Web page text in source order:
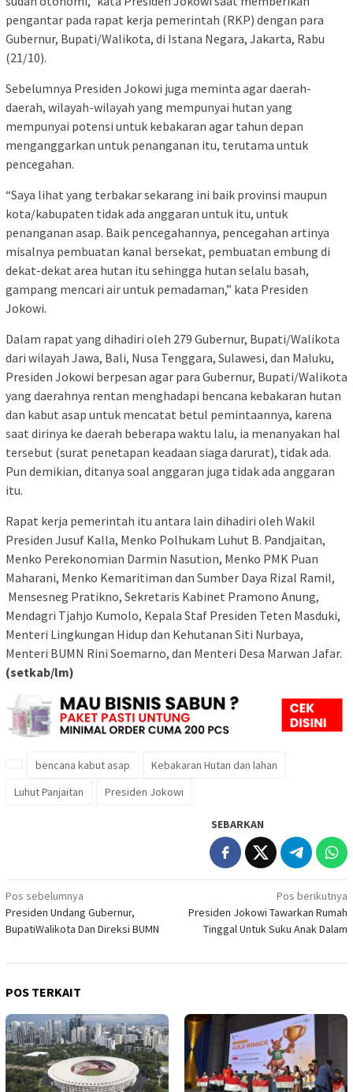
pengantar pada rapat kerja pemerintah (RKP) dengan para
Gubernur, Bupati/Walikota, di Istana Negara, Jakarta, Rabu
(21/10).
Sebelumnya Presiden Jokowi juga meminta agar daerah-
daerah, wilayah-wilayah yang mempunyai hutan yang
mempunyai potensi untuk kebakaran agar tahun depan
menganggarkan untuk penanganan itu, terutama untuk
pencegahan.
“Saya lihat yang terbakar sekarang ini baik provinsi maupun
kota/kabupaten tidak ada anggaran untuk itu, untuk
penanganan asap. Baik pencegahannya, pencegahan artinya
misalnya pembuatan kanal bersekat, pembuatan embung di
dekat-dekat area hutan itu sehingga hutan selalu basah,
gampang mencari air untuk pemadaman,” kata Presiden
Jokowi.
Dalam rapat yang dihadiri oleh 279 Gubernur, Bupati/Walikota
dari wilayah Jawa, Bali, Nusa Tenggara, Sulawesi, dan Maluku,
Presiden Jokowi berpesan agar para Gubernur, Bupati/Walikota
yang daerahnya rentan menghadapi bencana kebakaran hutan
dan kabut asap untuk mencatat betul pemintaannya, karena
saat dirinya ke daerah beberapa waktu lalu, ia menanyakan hal
tersebut (surat penetapan keadaan siaga darurat), tidak ada.
Pun demikian, ditanya soal anggaran juga tidak ada anggaran
itu.
Rapat kerja pemerintah itu antara lain dihadiri oleh Wakil
Presiden Jusuf Kalla, Menko Polhukam Luhut B. Pandjaitan,
Menko Perekonomian Darmin Nasution, Menko PMK Puan
Maharani, Menko Kemaritiman dan Sumber Daya Rizal Ramil,
Mensesneg Pratikno, Sekretaris Kabinet Pramono Anung,
Mendagri Tjahjo Kumolo, Kepala Staf Presiden Teten Masduki,
Menteri Lingkungan Hidup dan Kehutanan Siti Nurbaya,
Menteri BUMN Rini Soemarno, dan Menteri Desa Marwan Jafar.
(setkab/lm)
bencana kabut asap
Kebakaran Hutan dan lahan
Luhut Panjaitan
Presiden Jokowi
SEBARKAN
Navigasi
pos
Pos sebelumnya
Presiden Undang Gubernur,
BupatiWalikota Dan Direksi BUMN
Pos berikutnya
Presiden Jokowi Tawarkan Rumah
Tinggal Untuk Suku Anak Dalam
POS TERKAIT